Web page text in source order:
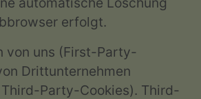
erfolgt.
von uns (First-Party-
Drittunternehmen
Party-Cookies). Third-